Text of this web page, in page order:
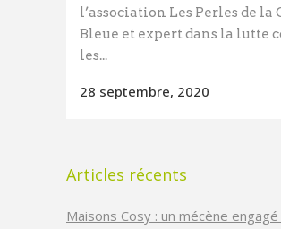
l’association Les Perles de la
Bleue et expert dans la lutte
les...
28 septembre, 2020
Articles récents
Maisons Cosy : un mécène engagé